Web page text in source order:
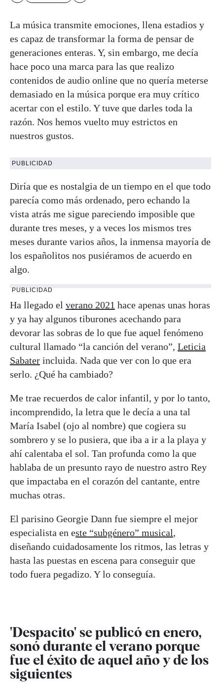
La música transmite emociones, llena estadios y
es capaz de transformar la forma de pensar de
generaciones enteras. Y, sin embargo, me decía
hace poco una marca para las que realizo
contenidos de audio online que no quería meterse
demasiado en la música porque era muy crítico
acertar con el estilo. Y tuve que darles toda la
razón. Nos hemos vuelto muy estrictos en
nuestros gustos.
PUBLICIDAD
Diría que es nostalgia de un tiempo en el que todo
parecía como más ordenado, pero echando la
vista atrás me sigue pareciendo imposible que
durante tres meses, y a veces los mismos tres
meses durante varios años, la inmensa mayoría de
los españolitos nos pusiéramos de acuerdo en
algo.
PUBLICIDAD
Ha llegado el verano 2021 hace apenas unas horas
y ya hay algunos tiburones acechando para
devorar las sobras de lo que fue aquel fenómeno
cultural llamado “la canción del verano”, Leticia
Sabater incluida. Nada que ver con lo que era
serlo. ¿Qué ha cambiado?
Me trae recuerdos de calor infantil, y por lo tanto,
incomprendido, la letra que le decía a una tal
María Isabel (ojo al nombre) que cogiera su
sombrero y se lo pusiera, que iba a ir a la playa y
ahí calentaba el sol. Tan profunda como la que
hablaba de un presunto rayo de nuestro astro Rey
que impactaba en el corazón del cantante, entre
muchas otras.
El parisino Georgie Dann fue siempre el mejor
especialista en este “subgénero” musical,
diseñando cuidadosamente los ritmos, las letras y
hasta las puestas en escena para conseguir que
todo fuera pegadizo. Y lo conseguía.
'Despacito' se publicó en enero,
sonó durante el verano porque
fue el éxito de aquel año y de los
siguientes